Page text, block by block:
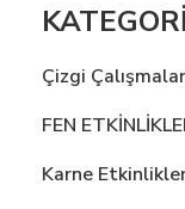
Çizgi
FEN
Karne